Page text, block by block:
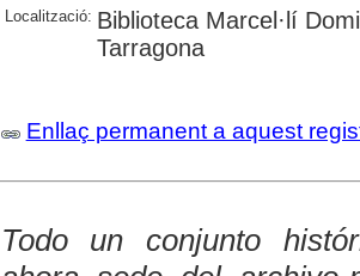
Localització: Biblioteca Marcel·lí
Tarragona
Enllaç permanent a aquest
Todo un conjunto